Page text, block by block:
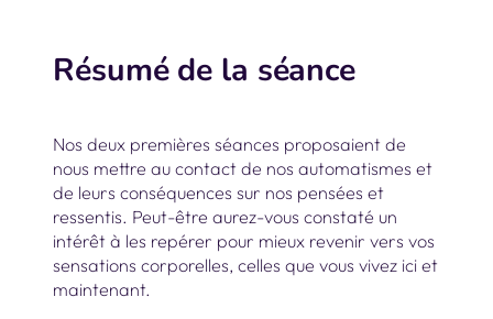
Résumé de la séance
Nos deux premières séances proposaient de
nous mettre au contact de nos automatismes et
de leurs conséquences sur nos pensées et
ressentis. Peut-être aurez-vous constaté un
intérêt à les repérer pour mieux revenir vers vos
sensations corporelles, celles que vous vivez ici et
maintenant.